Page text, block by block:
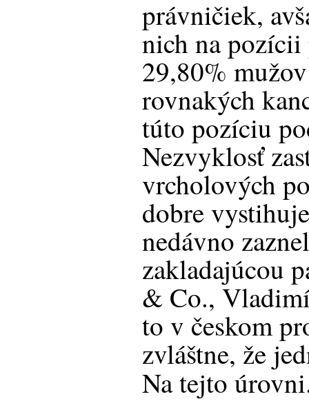
právničiek,
nich na
29,80%
rovnakých
túto pozíciu
Nezvyklosť
vrcholových
dobre
nedávno
zakladajúcou
& Co.,
to v českom
zvláštne, že
Na tejto